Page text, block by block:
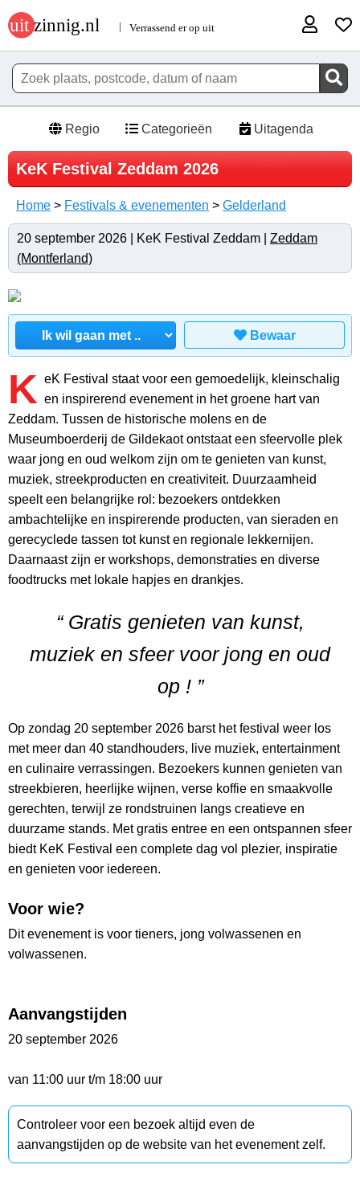
Regio Categorieën Uitagenda
KeK Festival Zeddam 2026
Home > Festivals & evenementen > Gelderland
20 september 2026 | KeK Festival Zeddam | Zeddam
(Montferland)
Bewaar
K eK Festival staat voor een gemoedelijk, kleinschalig
en inspirerend evenement in het groene hart van
Zeddam. Tussen de historische molens en de
Museumboerderij de Gildekaot ontstaat een sfeervolle plek
waar jong en oud welkom zijn om te genieten van kunst,
muziek, streekproducten en creativiteit. Duurzaamheid
speelt een belangrijke rol: bezoekers ontdekken
ambachtelijke en inspirerende producten, van sieraden en
gerecyclede tassen tot kunst en regionale lekkernijen.
Daarnaast zijn er workshops, demonstraties en diverse
foodtrucks met lokale hapjes en drankjes.
“ Gratis genieten van kunst,
muziek en sfeer voor jong en oud
op ! ”
Op zondag 20 september 2026 barst het festival weer los
met meer dan 40 standhouders, live muziek, entertainment
en culinaire verrassingen. Bezoekers kunnen genieten van
streekbieren, heerlijke wijnen, verse koffie en smaakvolle
gerechten, terwijl ze rondstruinen langs creatieve en
duurzame stands. Met gratis entree en een ontspannen sfeer
biedt KeK Festival een complete dag vol plezier, inspiratie
en genieten voor iedereen.
Voor wie?
Dit evenement is voor tieners, jong volwassenen en
volwassenen.
Aanvangstijden
20 september 2026
van 11:00 uur t/m 18:00 uur
Controleer voor een bezoek altijd even de
aanvangstijden op de website van het evenement zelf.